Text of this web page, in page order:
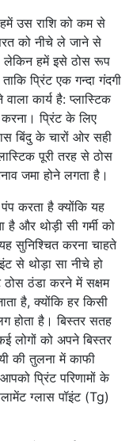
उस राशि को कम से
को नीचे ले जाने से
लेकिन हमें इसे ठोस रूप
प्रिंट एक गन्दा गंदगी
कार्य है: प्लास्टिक
प्रिंट के लिए
बिंदु के चारों ओर सही
पूरी तरह से ठोस
जमा होने लगता है।
करता है क्योंकि यह
है और थोड़ी सी गर्मी को
सुनिश्चित करना चाहते
से थोड़ा सा नीचे हो
ठंडा करने में सक्षम
है, क्योंकि हर किसी
होता है। बिस्तर सतह
लोगों को अपने बिस्तर
की तुलना में काफी
प्रिंट परिणामों के
ग्लास पॉइंट (Tg)